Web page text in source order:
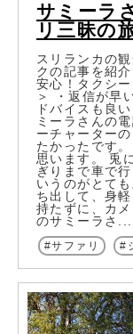
サミーラ
リ三昧の
スリランカの
クの記事を紹
安心！タクシ
＞ ・返信が早
ドバイスも良
ミーラさんの
ーチャーター
たかったです
思います。 兎
ぎりまで車で
いうのがとて
ち出して、身
持たずに、カ
のサミーラさ...
サファリ